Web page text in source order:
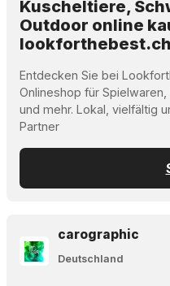
Kuscheltiere,
Outdoor online
lookforthebest.ch
Entdecken Sie bei
Onlineshop für
und mehr. Lokal, vielfältig
Partner
carographic
Deutschland